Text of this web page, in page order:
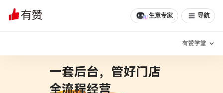
生意专家 导航
有赞学堂